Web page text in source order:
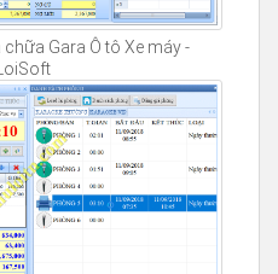
Gara Ô tô Xe máy -